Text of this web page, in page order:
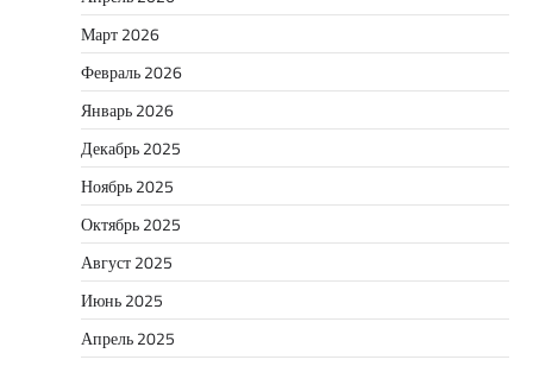
Март 2026
Февраль 2026
Январь 2026
Декабрь 2025
Ноябрь 2025
Октябрь 2025
Август 2025
Июнь 2025
Апрель 2025